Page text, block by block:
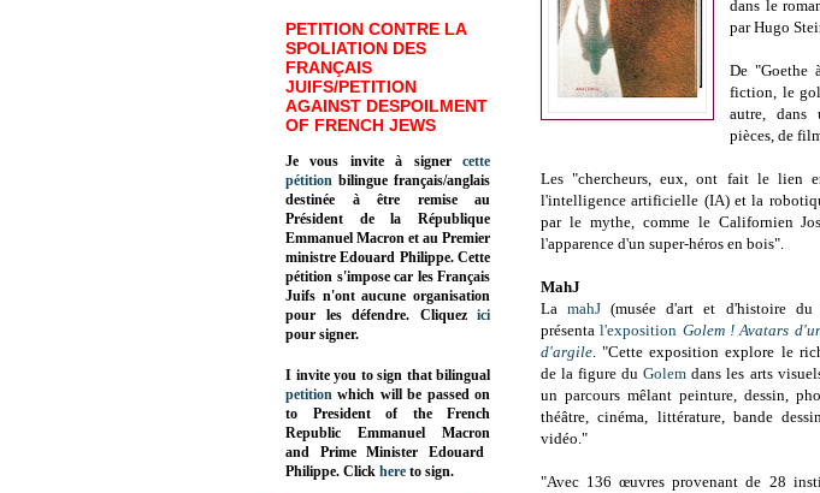
dans le
par Hugo
De "Goethe
fiction, le
autre, dans
pièces, de
Les "chercheurs, eux, ont fait le lien
l'intelligence artificielle (IA) et la
par le mythe, comme le Californien
l'apparence d'un super-héros en bois".
MahJ
LamahJ (musée d'art et d'histoire du
présental'exposition Golem ! Avatars
d'argile. "Cette exposition explore le
de la figure duGolem dans les arts
un parcours mêlant peinture, dessin,
théâtre, cinéma, littérature, bande
vidéo."
"Avec 136 œuvres provenant de 28
PETITION CONTRE LA
SPOLIATION DES
FRANÇAIS
JUIFS/PETITION
AGAINST DESPOILMENT
OF FRENCH JEWS
Je vous invite à signer cette
pétition bilingue français/anglais
destinée à être remise au
Président de la République
Emmanuel Macron et au Premier
ministre Edouard Philippe. Cette
pétition s'impose car les Français
Juifs n'ont aucune organisation
pour les défendre. Cliquez
ici
pour signer.
I invite you to sign that bilingual
petition which will be passed on
to President of the French
Republic Emmanuel Macron
and Prime Minister Edouard
Philippe. Click here to sign.